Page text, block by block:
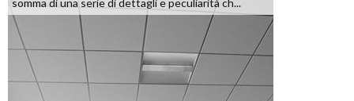
somma di una serie di dettagli e peculiarità ch...